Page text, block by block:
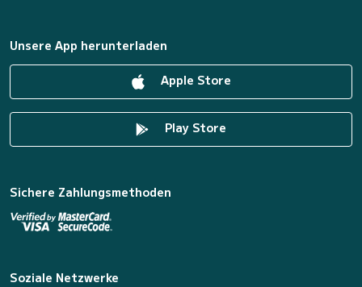
Unsere App herunterladen
Apple Store
Play Store
Sichere Zahlungsmethoden
Soziale Netzwerke